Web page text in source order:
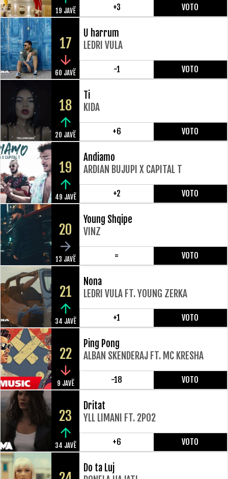
19 JAVË +3 VOTO
17
60 JAVË
U harrum
LEDRI VULA
-1 VOTO
18
20 JAVË
Ti
KIDA
+6 VOTO
19
49 JAVË
Andiamo
ARDIAN BUJUPI X CAPITAL T
+2 VOTO
20
13 JAVË
Young Shqipe
VINZ
= VOTO
21
34 JAVË
Nona
LEDRI VULA FT. YOUNG ZERKA
+1 VOTO
22
9 JAVË
Ping Pong
ALBAN SKENDERAJ FT. MC KRESHA
-18 VOTO
23
34 JAVË
Dritat
YLL LIMANI FT. 2PO2
+6 VOTO
Do ta Luj